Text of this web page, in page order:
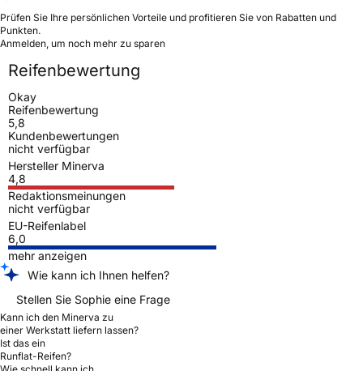
Prüfen Sie Ihre persönlichen Vorteile und profitieren Sie von Rabatten und
Punkten.
Anmelden, um noch mehr zu sparen
Reifenbewertung
Okay
Reifenbewertung
5,8
Kundenbewertungen
nicht verfügbar
Hersteller Minerva
4,8
Redaktionsmeinungen
nicht verfügbar
EU-Reifenlabel
6,0
mehr anzeigen
Wie kann ich Ihnen helfen?
Stellen Sie Sophie eine Frage
Kann ich den Minerva zu
einer Werkstatt liefern lassen?
Ist das ein
Runflat-Reifen?